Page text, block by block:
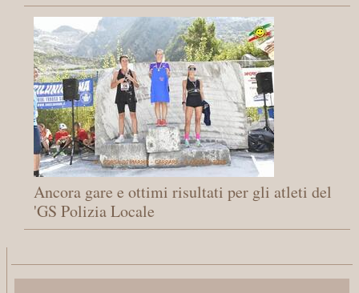
Ancora gare e ottimi risultati per gli atleti del
'GS Polizia Locale